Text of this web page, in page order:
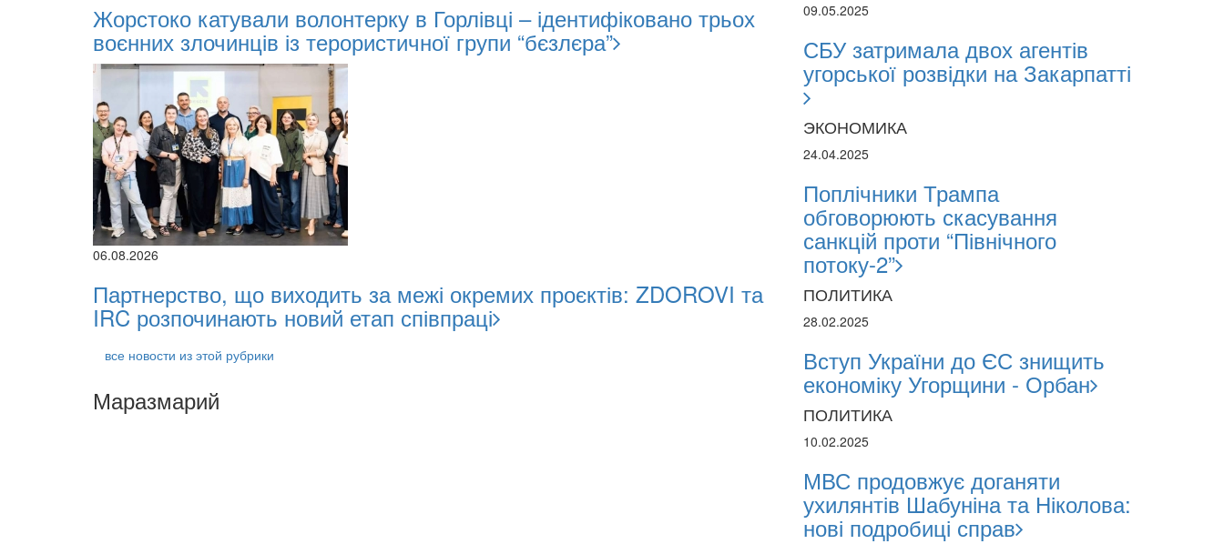
Жорстоко катували волонтерку в Горлівці – ідентифіковано трьох
воєнних злочинців із терористичної групи “бєзлєра”
06.08.2026
Партнерство, що виходить за межі окремих проєктів: ZDOROVI та
IRC розпочинають новий етап співпраці
все новости из этой рубрики
Маразмарий
09.05.2025
СБУ затримала двох агентів
угорської розвідки на Закарпатті
ЭКОНОМИКА
24.04.2025
Поплічники Трампа
обговорюють скасування
санкцій проти “Північного
потоку-2”
ПОЛИТИКА
28.02.2025
Вступ України до ЄС знищить
економіку Угорщини - Орбан
ПОЛИТИКА
10.02.2025
МВС продовжує доганяти
ухилянтів Шабуніна та Ніколова:
нові подробиці справ